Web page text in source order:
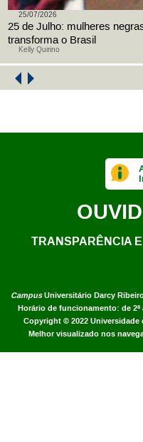
Kelly Quirino
25/07/2026
25 de Julho: mulheres
transforma o Brasil
CampusUniversitário Darcy
Horário de funcionamento: de 2ª
Copyright © 2022 Universidade
Melhor visualizado nos
TRANSPARÊNCIA